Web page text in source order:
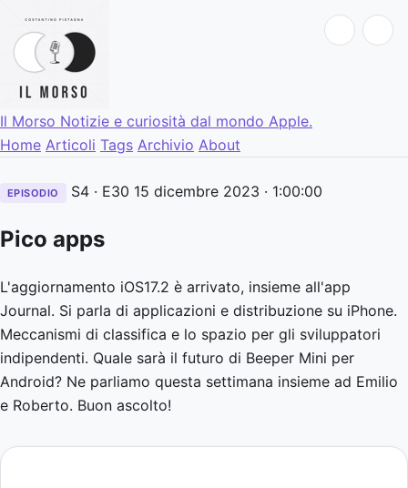
Il Morso Notizie e curiosità dal mondo Apple.
Home Articoli Tags Archivio About
EPISODIO S4 · E30 15 dicembre 2023 · 1:00:00
Pico apps
L'aggiornamento iOS17.2 è arrivato, insieme all'app
Journal. Si parla di applicazioni e distribuzione su iPhone.
Meccanismi di classifica e lo spazio per gli sviluppatori
indipendenti. Quale sarà il futuro di Beeper Mini per
Android? Ne parliamo questa settimana insieme ad Emilio
e Roberto. Buon ascolto!